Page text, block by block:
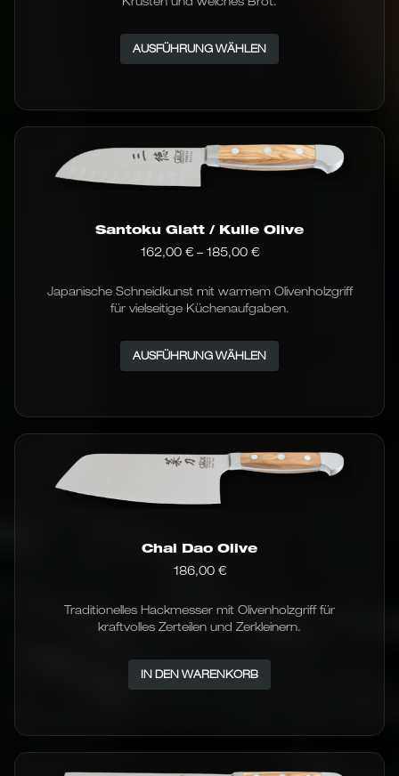
AUSFÜHRUNG WÄHLEN
Varianten
auf.
Die
Optionen
Produktseite
Santoku Glatt / Kulle Olive
162,00 € – 185,00 €Preisspanne:
185,00 €
Japanische Schneidkunst mit warmem Olivenholzgriff
für vielseitige Küchenaufgaben.
AUSFÜHRUNG WÄHLEN
Varianten
auf.
Die
Optionen
Chai Dao Olive
186,00 €
Traditionelles Hackmesser mit Olivenholzgriff für
kraftvolles Zerteilen und Zerkleinern.
IN DEN WARENKORB